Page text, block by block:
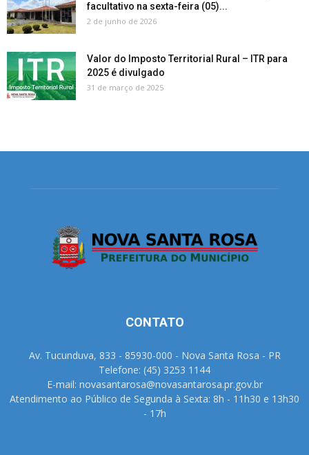
facultativo na sexta-feira (05)...
2 de junho de 2026
Valor do Imposto Territorial Rural – ITR para
2025 é divulgado
31 de março de 2025
CONTATO
Av. Tucunduva, 833 - 85930-000 - Nova Santa Rosa - PR
Telefone: (45) 3253 1144
E-mail: novasantarosa@novasantarosa.pr.gov.br
Atendimento ao Público de Segunda à Sexta: 8h - 11h30 e 13h30
- 17h